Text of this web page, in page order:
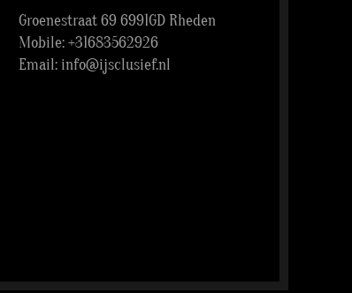
Groenestraat 69 6991GD Rheden
Mobile:+31683562926
Email: info@ijsclusief.nl